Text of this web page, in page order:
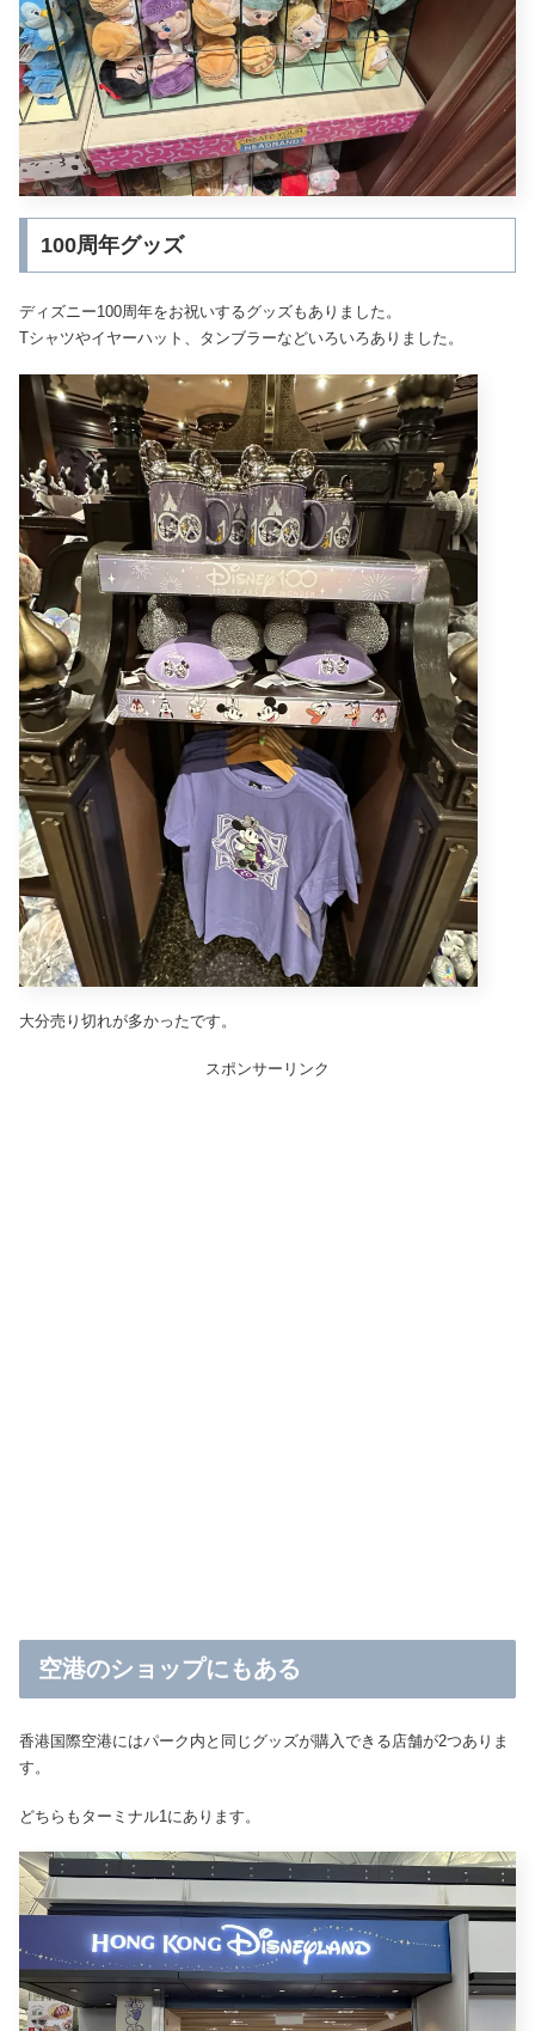
100周年グッズ
ディズニー100周年をお祝いするグッズもありました。
Tシャツやイヤーハット、タンブラーなどいろいろありました。
大分売り切れが多かったです。
スポンサーリンク
空港のショップにもある
香港国際空港にはパーク内と同じグッズが購入できる店舗が2つありま
す。
どちらもターミナル1にあります。